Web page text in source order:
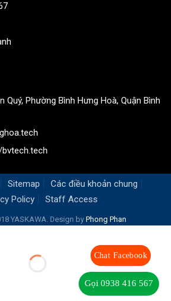
Chat Facebook
Gọi 0938 416 567
Quý, Phường Bình Hưng Hoà, Quận Bình
Sitemap
Các điều khoản chung
Policy
Staff Access
YASKAWA. Design byPhong Phan